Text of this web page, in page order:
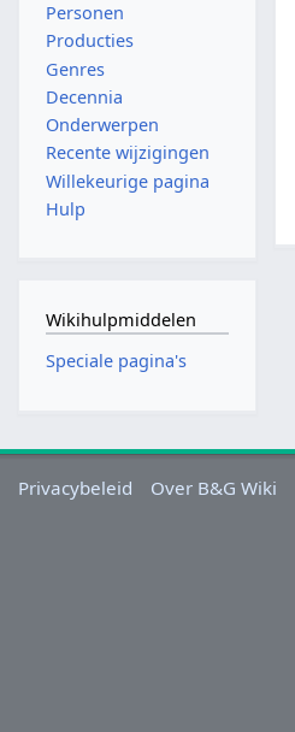
Personen
Producties
Genres
Decennia
Onderwerpen
Recente wijzigingen
Willekeurige pagina
Hulp
Wikihulpmiddelen
Speciale pagina's
Privacybeleid Over B&G Wiki